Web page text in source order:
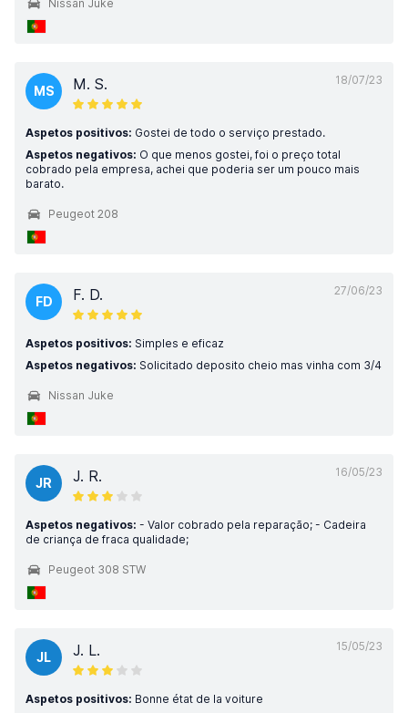
Nissan Juke
18/07/23
MS M. S.
Aspetos positivos: Gostei de todo o serviço prestado.
Aspetos negativos: O que menos gostei, foi o preço total
cobrado pela empresa, achei que poderia ser um pouco mais
barato.
Peugeot 208
27/06/23
FD F. D.
Aspetos positivos: Simples e eficaz
Aspetos negativos: Solicitado deposito cheio mas vinha com 3/4
Nissan Juke
16/05/23
JR J. R.
Aspetos negativos: - Valor cobrado pela reparação; - Cadeira
de criança de fraca qualidade;
Peugeot 308 STW
15/05/23
JL J. L.
Aspetos positivos: Bonne état de la voiture